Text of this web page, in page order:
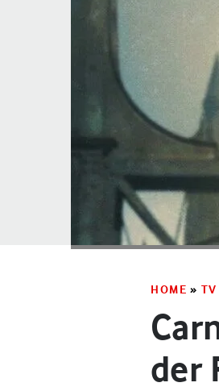
HOME »
der